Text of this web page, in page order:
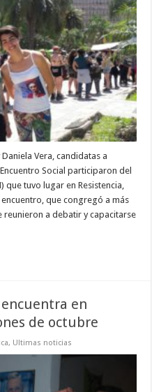
Vera, candidatas a
Social participaron del
que tuvo lugar en Resistencia,
que congregó a más
reunieron a debatir y capacitarse
en
de octubre
, Ultimas noticias